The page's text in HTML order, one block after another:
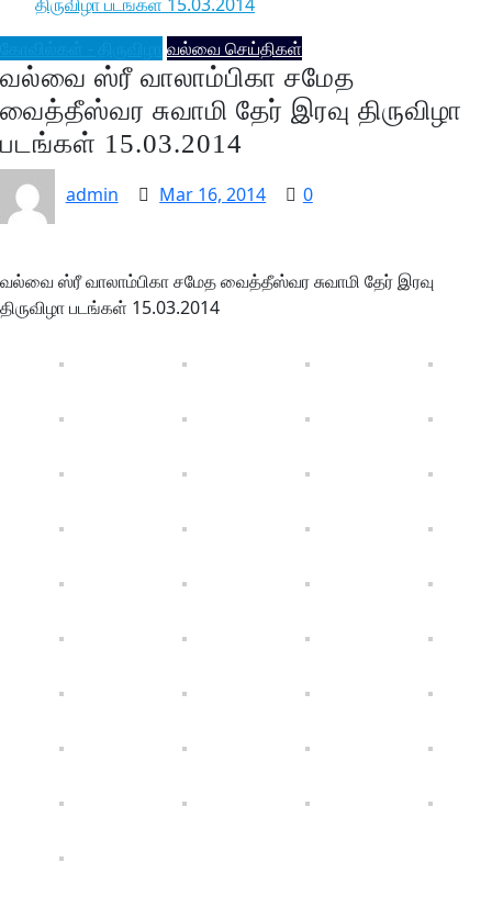
வல்வை செய்திகள்
வல்வை ஸ்ரீ வாலாம்பிகா சமேத
வைத்தீஸ்வர சுவாமி தேர் இரவு திருவிழா
படங்கள் 15.03.2014
admin Mar 16, 2014 0
வல்வை ஸ்ரீ வாலாம்பிகா சமேத வைத்தீஸ்வர சுவாமி தேர் இரவு
திருவிழா படங்கள் 15.03.2014